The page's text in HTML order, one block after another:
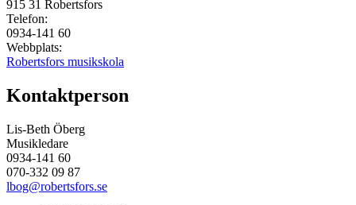
915 31 Robertsfors
Telefon:
0934-141 60
Webbplats:
Robertsfors musikskola
Kontaktperson
Lis-Beth Öberg
Musikledare
0934-141 60
070-332 09 87
lbog@robertsfors.se